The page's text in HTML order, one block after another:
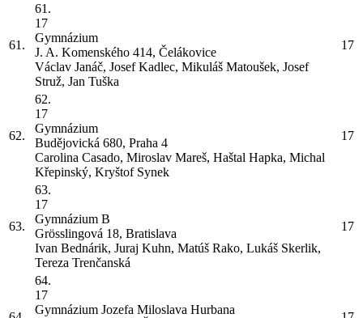
61.
61.
17
Gymnázium
J. A. Komenského 414, Čelákovice
Václav Janáč, Josef Kadlec, Mikuláš Matoušek, Josef
Struž, Jan Tuška
17
62.
62.
17
Gymnázium
Budějovická 680, Praha 4
Carolina Casado, Miroslav Mareš, Haštal Hapka, Michal
Křepinský, Kryštof Synek
17
63.
63.
17
Gymnázium B
Grösslingová 18, Bratislava
Ivan Bednárik, Juraj Kuhn, Matúš Rako, Lukáš Skerlik,
Tereza Trenčanská
17
64.
17
Gymnázium Jozefa Miloslava Hurbana